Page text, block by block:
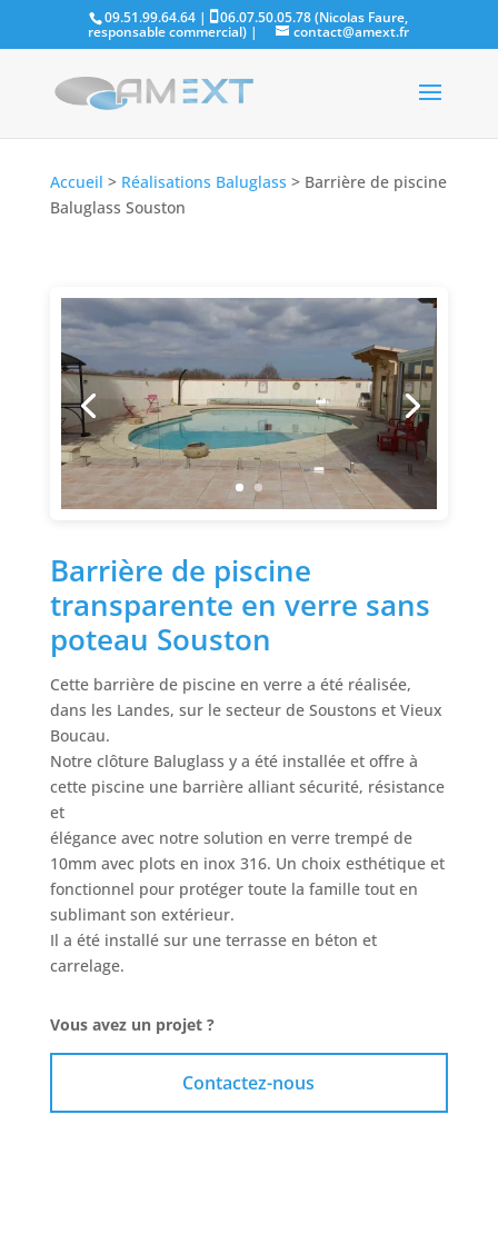
09.51.99.64.64 | 06.07.50.05.78 (Nicolas Faure,
responsable commercial) | contact@amext.fr
Accueil > Réalisations Baluglass > Barrière de piscine
Baluglass Souston
Barrière de piscine
transparente en verre sans
poteau Souston
Cette barrière de piscine en verre a été réalisée,
dans les Landes, sur le secteur de Soustons et Vieux
Boucau.
Notre clôture Baluglass y a été installée et offre à
cette piscine une barrière alliant sécurité, résistance
et
élégance avec notre solution en verre trempé de
10mm avec plots en inox 316. Un choix esthétique et
fonctionnel pour protéger toute la famille tout en
sublimant son extérieur.
Il a été installé sur une terrasse en béton et
carrelage.
Vous avez un projet ?
Contactez-nous